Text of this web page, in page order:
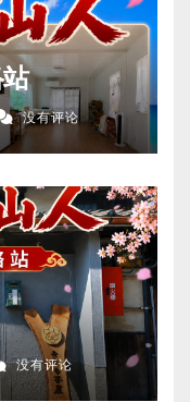
没有评论
没有评论